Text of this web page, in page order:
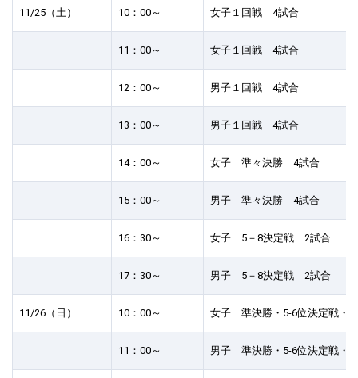
11/25（土） 10：00～ 女子１回戦 4試合
11：00～ 女子１回戦 4試合
12：00～ 男子１回戦 4試合
13：00～ 男子１回戦 4試合
14：00～ 女子 準々決勝 4試合
15：00～ 男子 準々決勝 4試合
16：30～ 女子 5－8決定戦 2試合
17：30～ 男子 5－8決定戦 2試合
11/26（日） 10：00～ 女子 準決勝・5-6位決定戦・
11：00～ 男子 準決勝・5-6位決定戦・